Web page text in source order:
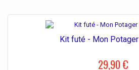
Kit futé - Mon
29,90 €